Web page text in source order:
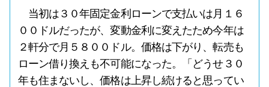
当初は３０年固定金利ローンで支払いは月１６
００ドルだったが、変動金利に変えたため今年は
２軒分で月５８００ドル。価格は下がり、転売も
ローン借り換えも不可能になった。「どうせ３０
年も住まないし、価格は上昇し続けると思ってい